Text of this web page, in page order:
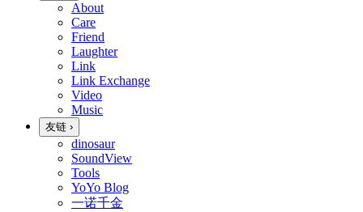
About
Care
Friend
Laughter
Link
Link Exchange
Video
Music
友链 ›
dinosaur
SoundView
Tools
YoYo Blog
一诺千金